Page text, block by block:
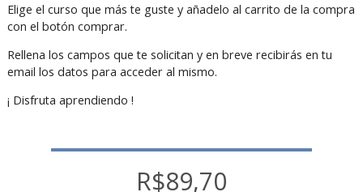
Elige el curso que más te guste y añadelo al carrito de la compra
con el botón comprar.
Rellena los campos que te solicitan y en breve recibirás en tu
email los datos para acceder al mismo.
¡ Disfruta aprendiendo !
R$89,70